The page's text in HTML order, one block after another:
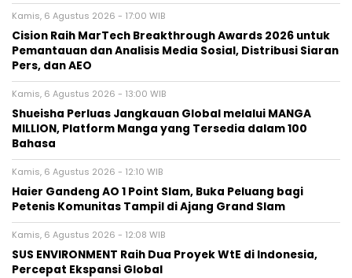
Kamis, 6 Agustus 2026 - 17:00 WIB
Cision Raih MarTech Breakthrough Awards 2026 untuk
Pemantauan dan Analisis Media Sosial, Distribusi Siaran
Pers, dan AEO
Kamis, 6 Agustus 2026 - 13:00 WIB
Shueisha Perluas Jangkauan Global melalui MANGA
MILLION, Platform Manga yang Tersedia dalam 100
Bahasa
Kamis, 6 Agustus 2026 - 12:10 WIB
Haier Gandeng AO 1 Point Slam, Buka Peluang bagi
Petenis Komunitas Tampil di Ajang Grand Slam
Kamis, 6 Agustus 2026 - 12:08 WIB
SUS ENVIRONMENT Raih Dua Proyek WtE di Indonesia,
Percepat Ekspansi Global